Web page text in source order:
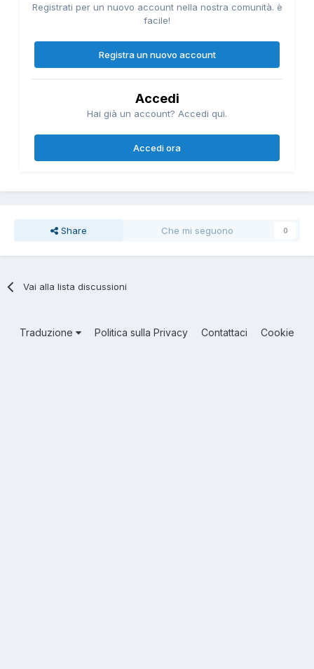
Registrati per un nuovo account nella nostra comunità. è
facile!
Registra un nuovo account
Accedi
Hai già un account? Accedi qui.
Accedi ora
Share Che mi seguono 0
Vai alla lista discussioni
Traduzione Politica sulla Privacy Contattaci Cookie